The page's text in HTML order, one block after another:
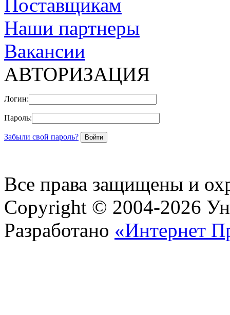
Поставщикам
Наши партнеры
Вакансии
АВТОРИЗАЦИЯ
Логин:
Пароль:
Забыли свой пароль?
Все права защищены и
Copyright © 2004-2026
Разработано «Интернет